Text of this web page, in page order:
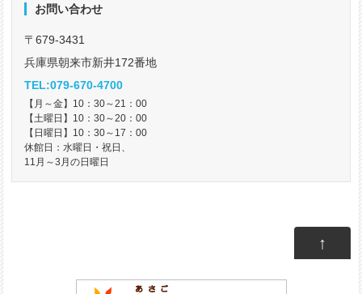
お問い合わせ
〒679-3431
兵庫県朝来市新井172番地
TEL:079-670-4700
【月～金】10：30～21：00
【土曜日】10：30～20：00
【日曜日】10：30～17：00
休館日：水曜日・祝日、
11月～3月の日曜日
↑